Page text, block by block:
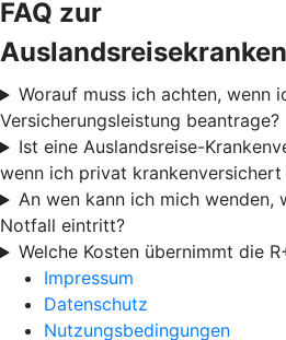
FAQ zur
Worauf muss ich achten, wenn
Versicherungsleistung beantrage?
Ist eine Auslandsreise-
wenn ich privat krankenversichert
An wen kann ich mich wenden,
Notfall eintritt?
Welche Kosten übernimmt die
Impressum
Datenschutz
Nutzungsbedingungen